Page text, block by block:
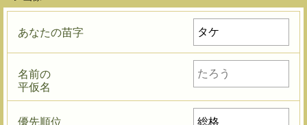
あなたの苗字
名前の
平仮名
優先順位